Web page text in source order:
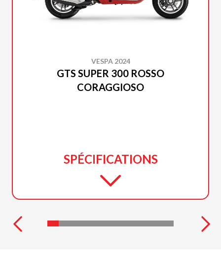
VESPA 2024
GTS SUPER 300 ROSSO
CORAGGIOSO
SPÉCIFICATIONS